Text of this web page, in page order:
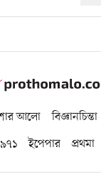
আলো বিজ্ঞানচিন্তা
ইপেপার প্রথমা